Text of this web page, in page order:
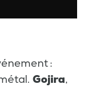
:
Gojira,